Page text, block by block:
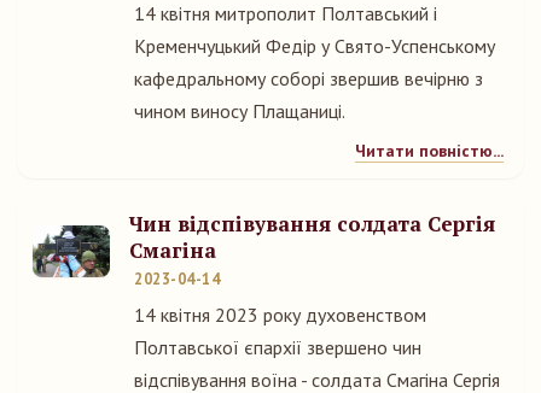
14 квітня митрополит Полтавський і
Кременчуцький Федір у Свято-Успенському
кафедральному соборі звершив вечірню з
чином виносу Плащаниці.
Читати повністю...
Чин відспівування солдата Сергія
Смагіна
2023-04-14
14 квітня 2023 року духовенством
Полтавської єпархії звершено чин
відспівування воїна - солдата Смагіна Сергія